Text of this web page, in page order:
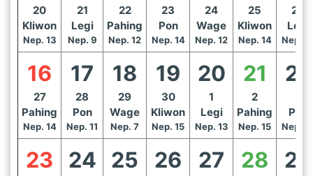
20
Kliwon
Nep. 13
21
Legi
Nep. 9
22
Pahing
Nep. 12
23
Pon
Nep. 14
24
Wage
Nep. 12
25
Kliwon
Nep. 14
26
Legi
Nep.
16
27
Pahing
Nep. 14
17
28
Pon
Nep. 11
18
29
Wage
Nep. 7
19
30
Kliwon
Nep. 15
20
1
Legi
Nep. 13
21
2
Pahing
Nep. 15
22
Pon
Nep.
23 24 25 26 27 28 29